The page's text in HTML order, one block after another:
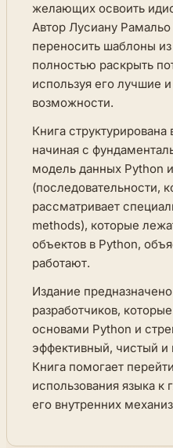
желающих освоить
Автор Лусиану
переносить шаблоны из
полностью раскрыть
используя его лучшие
возможности.
Книга структурирована
начиная с
модель данных Python
(последовательности,
рассматривает
methods), которые
объектов в Python,
работают.
Издание
разработчиков,
основами Python и
эффективный, чистый
Книга помогает
использования языка
его внутренних